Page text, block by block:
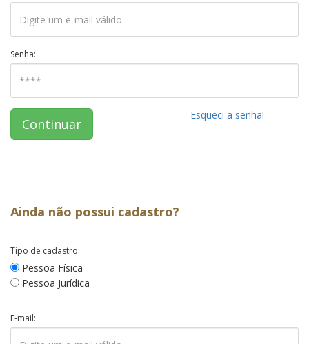
Senha:
Continuar
Esqueci a senha!
Ainda não possui cadastro?
Tipo de cadastro:
Pessoa Física
Pessoa Jurídica
E-mail: